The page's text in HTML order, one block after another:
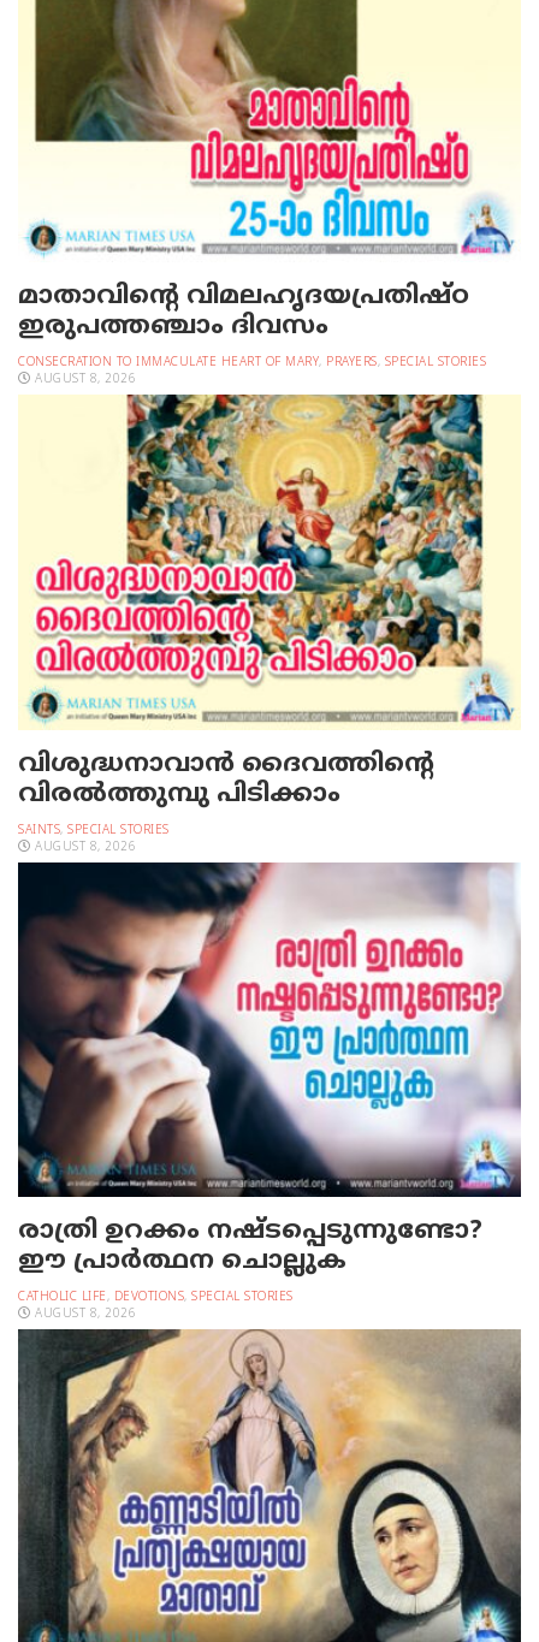
മാതാവിന്റെ വിമലഹൃദയപ്രതിഷ്ഠ
ഇരുപത്തഞ്ചാം ദിവസം
CONSECRATION TO IMMACULATE HEART OF MARY, PRAYERS, SPECIAL STORIES
AUGUST 8, 2026
വിശുദ്ധനാവാന്‍ ദൈവത്തിന്റെ
വിരല്‍ത്തുമ്പു പിടിക്കാം
SAINTS, SPECIAL STORIES
AUGUST 8, 2026
രാത്രി ഉറക്കം നഷ്ടപ്പെടുന്നുണ്ടോ?
ഈ പ്രാര്‍ത്ഥന ചൊല്ലുക
CATHOLIC LIFE, DEVOTIONS, SPECIAL STORIES
AUGUST 8, 2026